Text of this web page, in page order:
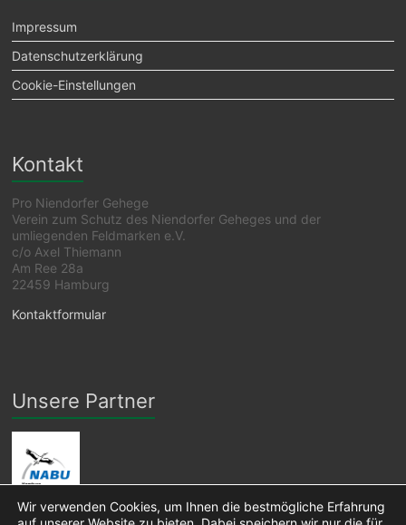
Impressum
Datenschutzerklärung
Cookie-Einstellungen
Kontakt
Pro Niendorfer Gehege
Verein zum Schutz des Niendorfer Geheges und der
umliegenden Feldmarken e.V.
c/o Axel Thiemann
Am Ree 28a
22459 Hamburg
Kontaktformular
Unsere Partner
Wir verwenden Cookies, um Ihnen die bestmögliche Erfahrung